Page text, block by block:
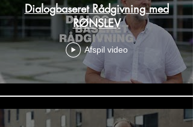
Dialogbaseret Rådgivning med
RØNSLEV
Afspil video